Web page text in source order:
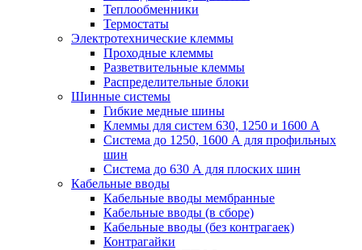
Теплообменники
Термостаты
Электротехнические клеммы
Проходные клеммы
Разветвительные клеммы
Распределительные блоки
Шинные системы
Гибкие медные шины
Клеммы для систем 630, 1250 и 1600 А
Система до 1250, 1600 А для профильных
шин
Система до 630 А для плоских шин
Кабельные вводы
Кабельные вводы мембранные
Кабельные вводы (в сборе)
Кабельные вводы (без контрагаек)
Контрагайки